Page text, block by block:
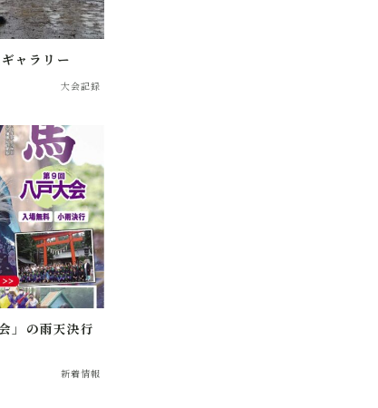
ャラリー
大会記録
」の雨天決行
新着情報